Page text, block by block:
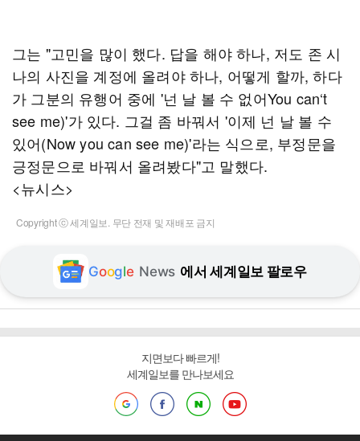
그는 "고민을 많이 했다. 답을 해야 하나, 저도 존 시
나의 사진을 계정에 올려야 하나, 어떻게 할까, 하다
가 그분의 유행어 중에 '넌 날 볼 수 없어You can‘t
see me)'가 있다. 그걸 좀 바꿔서 '이제 넌 날 볼 수
있어(Now you can see me)'라는 식으로, 부정문을
긍정문으로 바꿔서 올려봤다"고 말했다.
<뉴시스>
Copyright ⓒ 세계일보. 무단 전재 및 재배포 금지
Google News 에서 세계일보 팔로우
지면보다 빠르게!
세계일보를 만나보세요